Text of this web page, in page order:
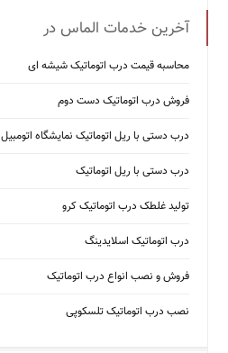
آخرین خدمات الماس در
محاسبه قیمت درب اتوماتیک شیشه ‌ای
فروش درب اتوماتیک دست دوم
درب دستی با ریل اتوماتیک نمایشگاه اتومبیل
درب دستی با ریل اتوماتیک
تولید غلطک درب اتوماتیک کرو
درب اتوماتیک اسلایدینگ
فروش و نصب انواع درب اتوماتیک
نصب درب اتوماتیک تلسکوپی